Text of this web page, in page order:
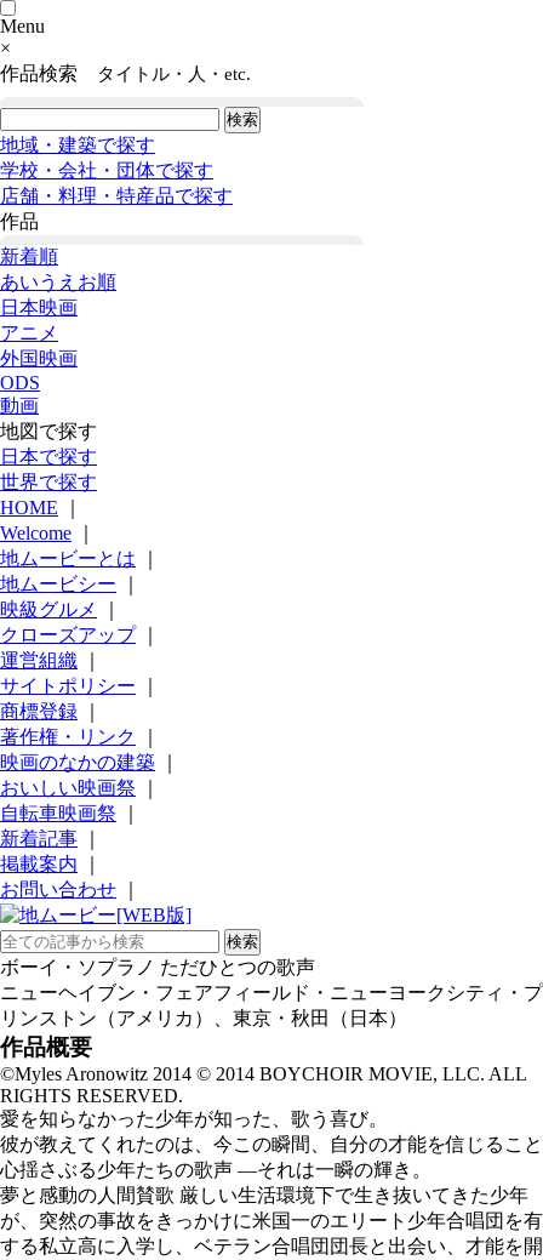
Menu
×
作品検索
タイトル・人・etc.
地域・建築で探す
学校・会社・団体で探す
店舗・料理・特産品で探す
作品
新着順
あいうえお順
日本映画
アニメ
外国映画
ODS
動画
地図で探す
日本で探す
世界で探す
HOME
Welcome
地ムービーとは
地ムービシー
映級グルメ
クローズアップ｜
運営組織
サイトポリシー
商標登録
著作権・リンク
映画のなかの建築
おいしい映画祭
自転車映画祭
新着記事
掲載案内
お問い合わせ
ボーイ・ソプラノ ただひとつの歌声
ニューヘイブン・フェアフィールド・ニューヨークシティ・プ
リンストン（アメリカ）、東京・秋田（日本）
作品概要
©Myles Aronowitz 2014 © 2014 BOYCHOIR MOVIE, LLC. ALL
RIGHTS RESERVED.
愛を知らなかった少年が知った、歌う喜び。
彼が教えてくれたのは、今この瞬間、自分の才能を信じること
心揺さぶる少年たちの歌声 ―それは一瞬の輝き。
夢と感動の人間賛歌 厳しい生活環境下で生き抜いてきた少年
が、突然の事故をきっかけに米国一のエリート少年合唱団を有
する私立高に入学し、ベテラン合唱団団長と出会い、才能を開